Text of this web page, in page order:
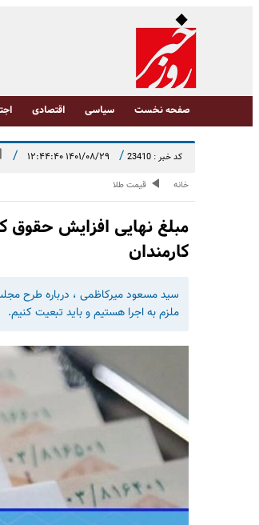
صفحه نخست سیاسی اقتصادی
کد خبر : 23410 / ۱۴۰۱/۰۸/۲۹ ۱۲:۴۴:۴۰ /
خانه قیمت طلا
مبلغ نهایی افزایش حقوق
کارمندان
سید مسعود میرکاظمی ، درباره طرح
ملزم به اجرا هستیم و باید تبعیت کنیم.